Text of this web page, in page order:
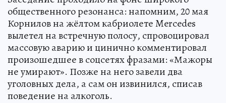
общественного резонанса: напомним, 20 мая
Корнилов на жёлтом кабриолете Mercedes
вылетел на встречную полосу, спровоцировал
массовую аварию и цинично комментировал
произошедшее в соцсетях фразами: «Мажоры
не умирают». Позже на него завели два
уголовных дела, а сам он извинился, списав
поведение на алкоголь.